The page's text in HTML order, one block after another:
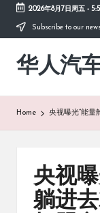
Skip
content
2026年8月7日周五-
Subscribe to our
华人汽
Home 央视曝光“能量
央视曝
躺进